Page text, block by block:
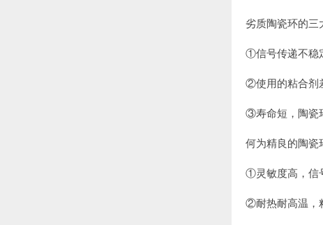
劣质陶瓷环的三
①信号传递不稳
②使用的粘合剂
③寿命短，陶瓷
何为精良的陶瓷
①灵敏度高，信
②耐热耐高温，